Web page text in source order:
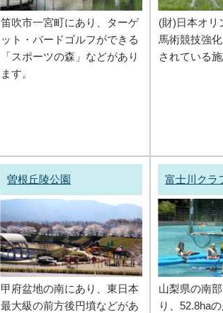
笛吹市一宮町にあり、ターゲ
ット・バードゴルフができる
「スポーツの森」などがあり
ます。
(財)日本オリ
馬術競技強
されている施
曽根丘陵公園
甲府盆地の南にあり、東日本
最大級の前方後円墳などがあ
富士川クラ
山梨県の南
り、52.8ha